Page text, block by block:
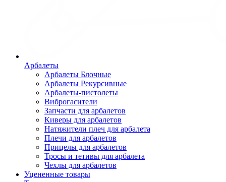
Арбалеты
Арбалеты Блочные
Арбалеты Рекурсивные
Арбалеты-пистолеты
Виброгасители
Запчасти для арбалетов
Киверы для арбалетов
Натяжители плеч для арбалета
Плечи для арбалетов
Прицелы для арбалетов
Тросы и тетивы для арбалета
Чехлы для арбалетов
Уцененные товары